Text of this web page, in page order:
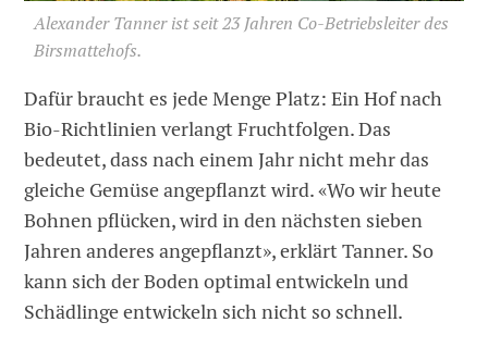
Alexander Tanner ist seit 23 Jahren Co-Betriebsleiter des
Birsmattehofs.
Dafür braucht es jede Menge Platz: Ein Hof nach
Bio-Richtlinien verlangt Fruchtfolgen. Das
bedeutet, dass nach einem Jahr nicht mehr das
gleiche Gemüse angepflanzt wird. «Wo wir heute
Bohnen pflücken, wird in den nächsten sieben
Jahren anderes angepflanzt», erklärt Tanner. So
kann sich der Boden optimal entwickeln und
Schädlinge entwickeln sich nicht so schnell.